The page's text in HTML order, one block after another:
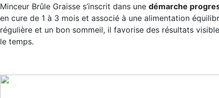
Minceur Brûle Graisse s’inscrit dans une démarche
en cure de 1 à 3 mois et associé à une alimentation
régulière et un bon sommeil, il favorise des résultats
le temps.